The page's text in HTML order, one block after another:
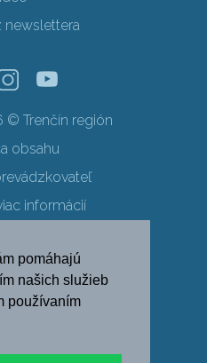
pomáhajú
našich služieb
používaním
newslettera
© Trenčín región
obsahu
informácií
údajov
DE
PL